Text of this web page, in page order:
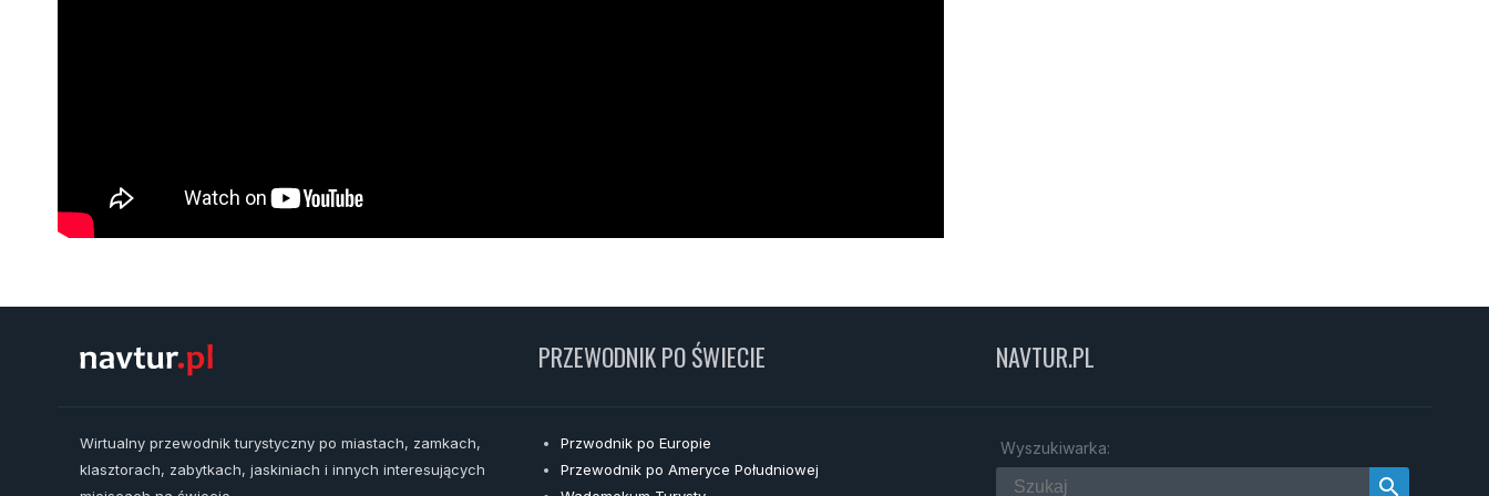
Wirtualny przewodnik turystyczny po miastach, zamkach,
klasztorach, zabytkach, jaskiniach i innych interesujących
PRZEWODNIK PO ŚWIECIE
Przwodnik po Europie
Przewodnik po Ameryce Południowej
NAVTUR.PL
Wyszukiwarka:
search